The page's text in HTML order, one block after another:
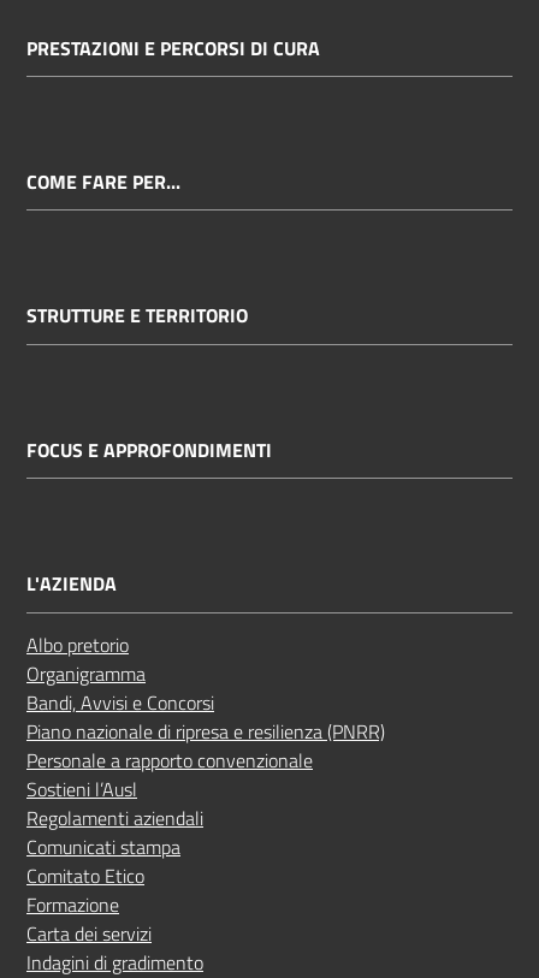
PRESTAZIONI E PERCORSI DI CURA
COME FARE PER...
STRUTTURE E TERRITORIO
FOCUS E APPROFONDIMENTI
L'AZIENDA
Albo pretorio
Organigramma
Bandi, Avvisi e Concorsi
Piano nazionale di ripresa e resilienza (PNRR)
Personale a rapporto convenzionale
Sostieni l’Ausl
Regolamenti aziendali
Comunicati stampa
Comitato Etico
Formazione
Carta dei servizi
Indagini di gradimento